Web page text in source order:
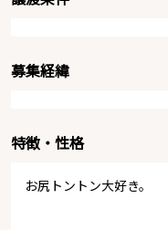
募集経緯
特徴・性格
お尻トントン大好き。